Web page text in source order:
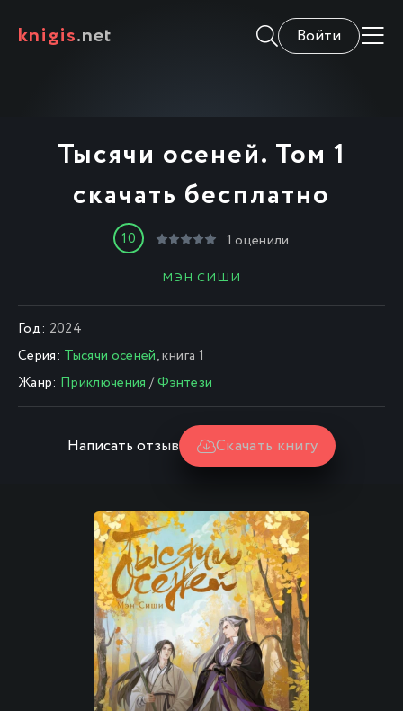
knigis.net Войти
Тысячи осеней. Том 1
скачать бесплатно
10 1 оценили
МЭН СИШИ
Год: 2024
Серия: Тысячи осеней, книга 1
Жанр: Приключения /Фэнтези
Написать отзыв Скачать книгу